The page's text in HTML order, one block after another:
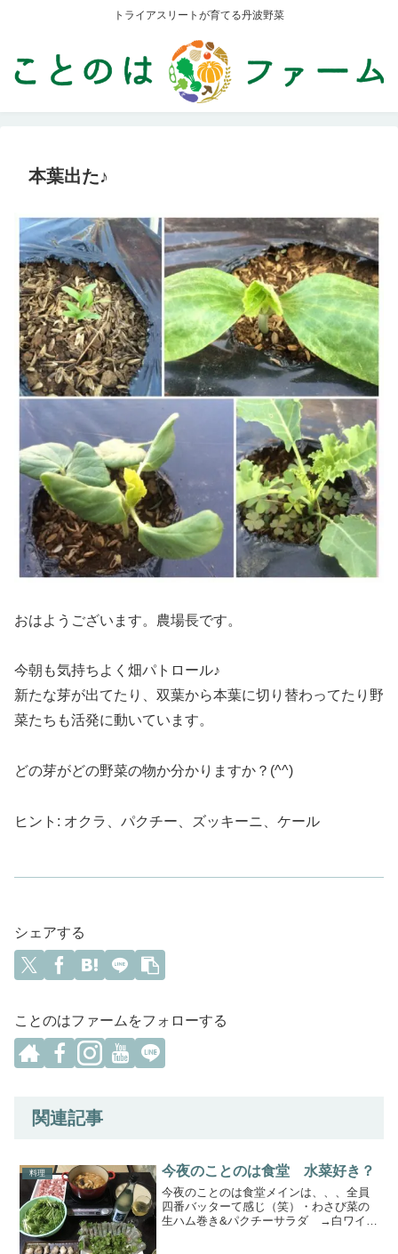
トライアスリートが育てる丹波野菜
本葉出た♪
おはようございます。農場長です。
今朝も気持ちよく畑パトロール♪
新たな芽が出てたり、双葉から本葉に切り替わってたり野
菜たちも活発に動いています。
どの芽がどの野菜の物か分かりますか？(^^)
ヒント: オクラ、パクチー、ズッキーニ、ケール
シェアする
ことのはファームをフォローする
関連記事
料理 今夜のことのは食堂 水菜好き？
今夜のことのは食堂メインは、、、全員
四番バッターて感じ（笑）・わさび菜の
生ハム巻き&パクチーサラダ →白ワイン